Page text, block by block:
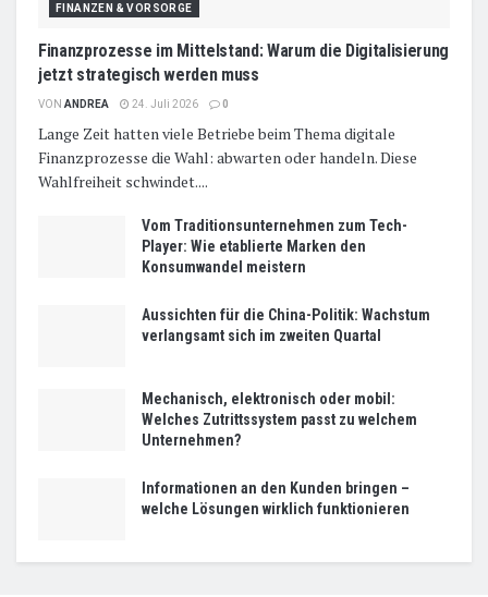
FINANZEN & VORSORGE
Finanzprozesse im Mittelstand: Warum die Digitalisierung
jetzt strategisch werden muss
VON ANDREA 24. Juli 2026 0
Lange Zeit hatten viele Betriebe beim Thema digitale
Finanzprozesse die Wahl: abwarten oder handeln. Diese
Wahlfreiheit schwindet....
Vom Traditionsunternehmen zum Tech-
Player: Wie etablierte Marken den
Konsumwandel meistern
Aussichten für die China-Politik: Wachstum
verlangsamt sich im zweiten Quartal
Mechanisch, elektronisch oder mobil:
Welches Zutrittssystem passt zu welchem
Unternehmen?
Informationen an den Kunden bringen –
welche Lösungen wirklich funktionieren